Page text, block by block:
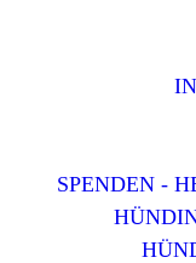
SPENDEN -